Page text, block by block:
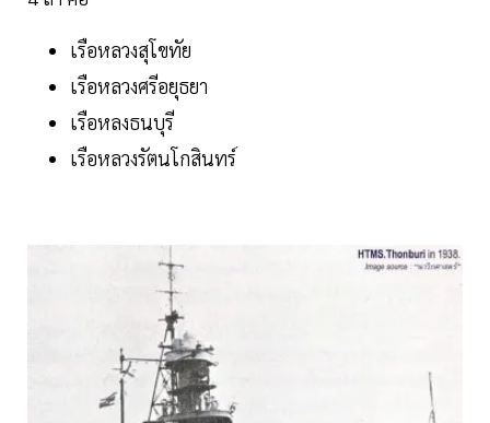
เรือหลวงสุโขทัย
เรือหลวงศรีอยุธยา
เรือหลงธนบุรี
เรือหลวงรัตนโกสินทร์